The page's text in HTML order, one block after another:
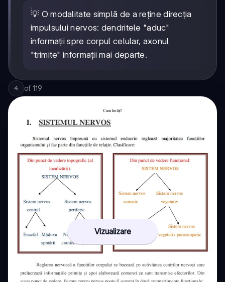
💡 O modalitate simplă de a reține direcția
impulsului nervos: dendritele "aduc"
informații spre corpul celular, axonul
"trimite" informații mai departe.
4 of 119
Vizualizare